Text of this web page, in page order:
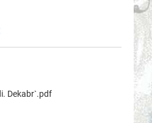
Dekаbr`.pdf